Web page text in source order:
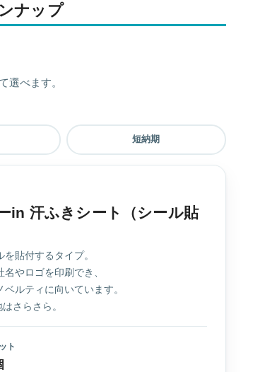
ナップ
選べます。
短納期
in 汗ふきシート（シール貼
貼付するタイプ。
やロゴを印刷でき、
ルティに向いています。
さらさら。
ト